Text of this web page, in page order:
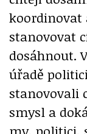
koordinovat
stanovovat
dosáhnout.
úřadě
stanovovali
smysl a
my, politici,